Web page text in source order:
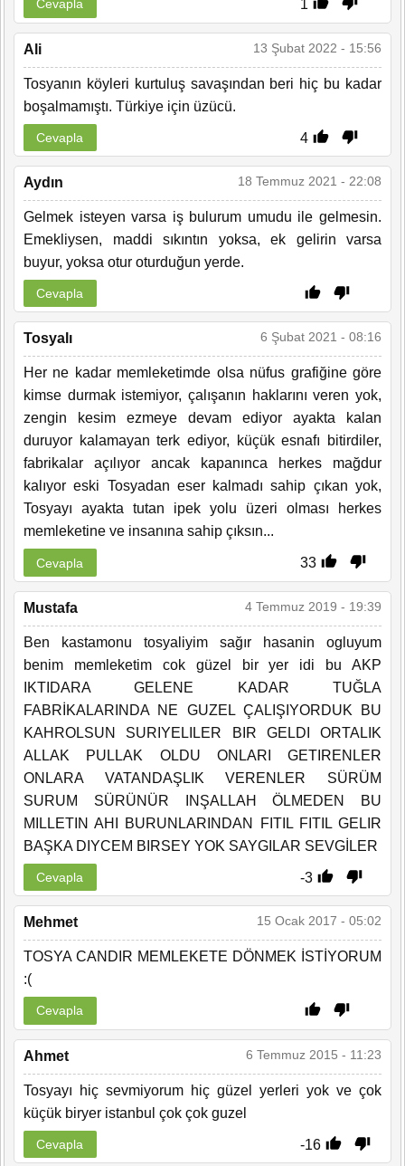
1
Cevapla
Ali 13 Şubat 2022 - 15:56
Tosyanın köyleri kurtuluş savaşından beri hiç bu kadar
boşalmamıştı. Türkiye için üzücü.
4
Cevapla
Aydın 18 Temmuz 2021 - 22:08
Gelmek isteyen varsa iş bulurum umudu ile gelmesin.
Emekliysen, maddi sıkıntın yoksa, ek gelirin varsa
buyur, yoksa otur oturduğun yerde.
Cevapla
Tosyalı 6 Şubat 2021 - 08:16
Her ne kadar memleketimde olsa nüfus grafiğine göre
kimse durmak istemiyor, çalışanın haklarını veren yok,
zengin kesim ezmeye devam ediyor ayakta kalan
duruyor kalamayan terk ediyor, küçük esnafı bitirdiler,
fabrikalar açılıyor ancak kapanınca herkes mağdur
kalıyor eski Tosyadan eser kalmadı sahip çıkan yok,
Tosyayı ayakta tutan ipek yolu üzeri olması herkes
memleketine ve insanına sahip çıksın...
33
Cevapla
Mustafa 4 Temmuz 2019 - 19:39
Ben kastamonu tosyaliyim sağır hasanin ogluyum
benim memleketim cok güzel bir yer idi bu AKP
IKTIDARA GELENE KADAR TUĞLA
FABRİKALARINDA NE GUZEL ÇALIŞIYORDUK BU
KAHROLSUN SURIYELILER BIR GELDI ORTALIK
ALLAK PULLAK OLDU ONLARI GETIRENLER
ONLARA VATANDAŞLIK VERENLER SÜRÜM
SURUM SÜRÜNÜR INŞALLAH ÖLMEDEN BU
MILLETIN AHI BURUNLARINDAN FITIL FITIL GELIR
BAŞKA DIYCEM BIRSEY YOK SAYGILAR SEVGİLER
-3
Cevapla
Mehmet 15 Ocak 2017 - 05:02
TOSYA CANDIR MEMLEKETE DÖNMEK İSTİYORUM
:(
Cevapla
Ahmet 6 Temmuz 2015 - 11:23
Tosyayı hiç sevmiyorum hiç güzel yerleri yok ve çok
küçük biryer istanbul çok çok guzel
-16
Cevapla